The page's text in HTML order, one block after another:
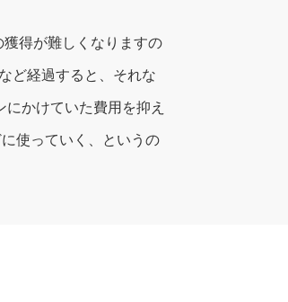
得が難しくなりますの
ど経過すると、それな
かけていた費用を抑え
使っていく、というの